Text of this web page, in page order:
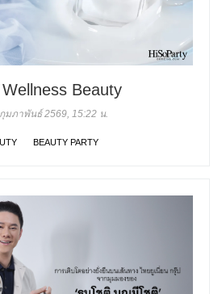
Beauty
มภาพันธ์ 2569, 15:22 น.
BEAUTY PARTY